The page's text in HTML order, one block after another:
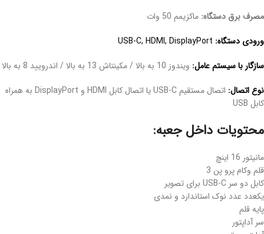
مصرف برق دستگاه: ماکزیمم 50 وات
ورودی دستگاه:
سازگار با سیستم عامل: ویندوز 10 به بالا / مکینتاش 13 به بالا / اندرویید 8 به بالا
نوع اتصال:
اتصال مستقیم USB-C یا اتصال کابل HDMI و DisplayPort به همراه
کابل USB
محتویات داخل جعبه:
مانیتور 16 اینچ
قلم وکام پرو پن 3
کابل دو سر USB-C برای تصویر
یکعدد عدد نوک استاندارد و نمدی
پایه قلم
سر آداپتور